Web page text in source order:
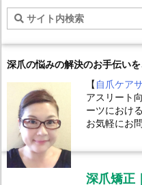
深爪の悩みの解決のお手伝い
【 自爪ケア
アスリート
ーツにおけ
お気軽にお
深爪矯正